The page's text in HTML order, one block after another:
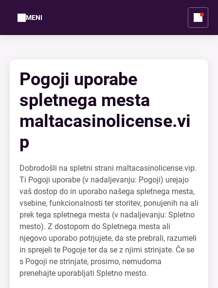
MENI
Pogoji uporabe
spletnega mesta
maltacasinolicense.vi
p
Dobrodošli na spletni strani maltacasinolicense.vip.
Ti Pogoji uporabe (v nadaljevanju: Pogoji) urejajo
vaš dostop do in uporabo našega spletnega mesta,
vsebine, funkcionalnosti ter storitev, ponujenih na ali
prek tega spletnega mesta (v nadaljevanju: Spletno
mesto). Z dostopom do Spletnega mesta ali
njegovo uporabo potrjujete, da ste prebrali, razumeli
in sprejeli te Pogoje ter da se z njimi strinjate. Če se
s Pogoji ne strinjate, prosimo, nemudoma
prenehajte uporabljati Spletno mesto.